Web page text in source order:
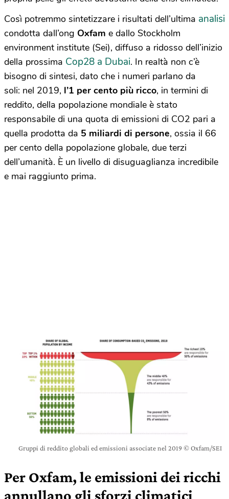
Così potremmo sintetizzare i risultati dell’ultima analisi
condotta dall’ong Oxfam e dallo Stockholm
environment institute (Sei), diffuso a ridosso dell’inizio
della prossima Cop28 a Dubai. In realtà non c’è
bisogno di sintesi, dato che i numeri parlano da
soli: nel 2019, l’1 per cento più ricco, in termini di
reddito, della popolazione mondiale è stato
responsabile di una quota di emissioni di CO2 pari a
quella prodotta da 5 miliardi di persone, ossia il 66
per cento della popolazione globale, due terzi
dell’umanità. È un livello di disuguaglianza incredibile
e mai raggiunto prima.
Gruppi di reddito globali ed emissioni associate nel 2019 © Oxfam/SEI
Per Oxfam, le emissioni dei ricchi
annullano gli sforzi climatici